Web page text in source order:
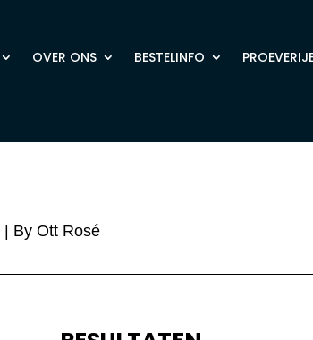
OVER ONS BESTELINFO
| By Ott Rosé